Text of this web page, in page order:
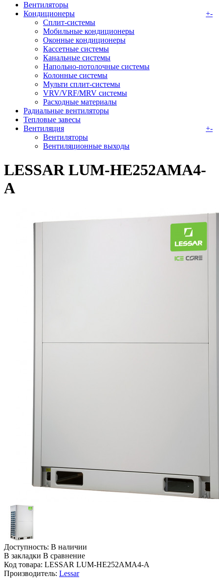
Вентиляторы
Кондиционеры
+-
Сплит-системы
Мобильные кондиционеры
Оконные кондиционеры
Кассетные системы
Канальные системы
Напольно-потолочные системы
Колонные системы
Мульти сплит-системы
VRV/VRF/MRV системы
Расходные материалы
Радиальные вентиляторы
Тепловые завесы
Вентиляция
+-
Вентиляторы
Вентиляционные выходы
LESSAR LUM-HE252AMA4-
A
Доступность: В наличии
В закладки В сравнение
Код товара: LESSAR LUM-HE252AMA4-A
Производитель: Lessar